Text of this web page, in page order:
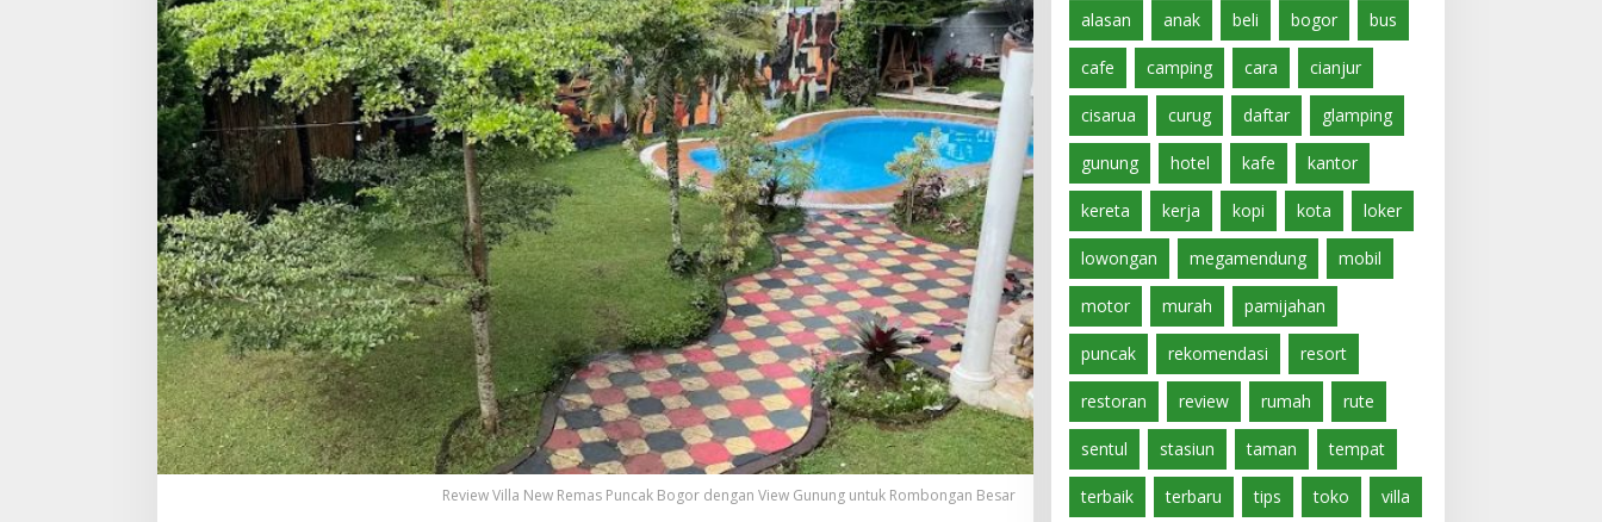
Review Villa New Remas Puncak Bogor dengan View Gunung untuk Rombongan Besar
alasan anak beli bogor bus
cafe camping cara cianjur
cisarua curug daftar glamping
gunung hotel kafe kantor
kereta kerja kopi kota loker
lowongan megamendung mobil
motor murah pamijahan
puncak rekomendasi resort
restoran review rumah rute
sentul stasiun taman tempat
terbaik terbaru tips toko villa